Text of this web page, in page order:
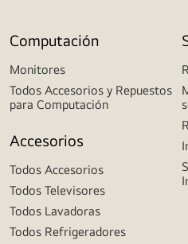
Computación
Monitores
Todos Accesorios y Repuestos
para Computación
Accesorios
Todos Accesorios
Todos Televisores
Todos Lavadoras
Todos Refrigeradores